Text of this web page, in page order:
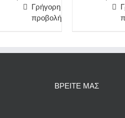
Γρήγορη
προβολή
ΒΡΕΙΤΕ ΜΑΣ